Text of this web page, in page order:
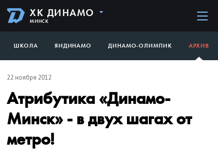
ХК ДИНАМО
МИНСК
ШКОЛА ЯИДИНАМО ДИНАМО-ОЛИМПИК АРХИВ
22 ноября 2012
Атрибутика «Динамо-
Минск» - в двух шагах от
метро!